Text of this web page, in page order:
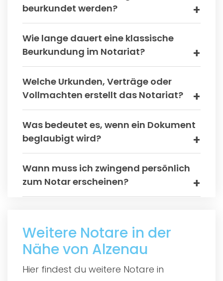
beurkundet werden?
Wie lange dauert eine klassische
Beurkundung im Notariat?
Welche Urkunden, Verträge oder
Vollmachten erstellt das Notariat?
Was bedeutet es, wenn ein Dokument
beglaubigt wird?
Wann muss ich zwingend persönlich
zum Notar erscheinen?
Weitere Notare in der
Nähe von Alzenau
Hier findest du weitere Notare in